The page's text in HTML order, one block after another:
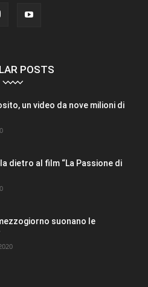
POSTS
un video da nove milioni di
dietro al film “La Passione di
suonano le